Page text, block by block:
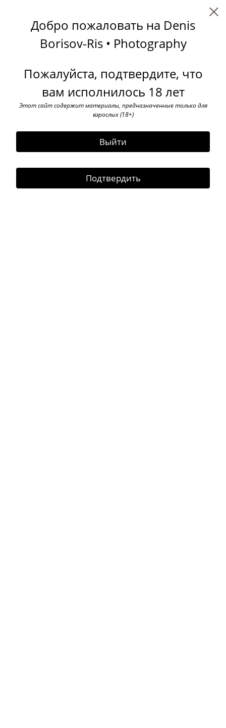
Добро пожаловать на Denis
Borisov-Ris • Photography
Пожалуйста, подтвердите, что
вам исполнилось 18 лет
Этот сайт содержит материалы, предназначенные только для
взрослых (18+)
Выйти
Подтвердить
1/8th portrait